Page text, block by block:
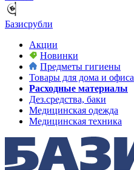
Базисрубли
Акции
Новинки
Предметы гигиены
Товары для дома и офиса
Расходные материалы
Дез.средства, баки
Медицинская одежда
Медицинская техника